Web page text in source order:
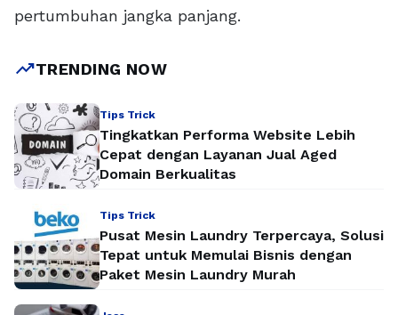
pertumbuhan jangka panjang.
trending_upTRENDING NOW
Tips Trick
Tingkatkan Performa Website Lebih
Cepat dengan Layanan Jual Aged
Domain Berkualitas
Tips Trick
Pusat Mesin Laundry Terpercaya, Solusi
Tepat untuk Memulai Bisnis dengan
Paket Mesin Laundry Murah